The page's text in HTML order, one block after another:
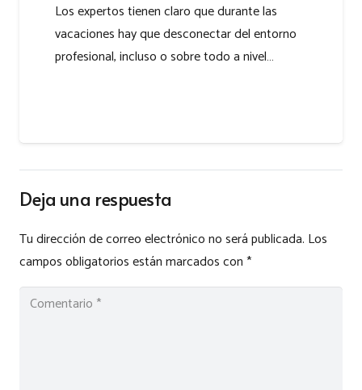
Los expertos tienen claro que durante las
vacaciones hay que desconectar del entorno
profesional, incluso o sobre todo a nivel…
Deja una respuesta
Tu dirección de correo electrónico no será publicada. Los
campos obligatorios están marcados con*